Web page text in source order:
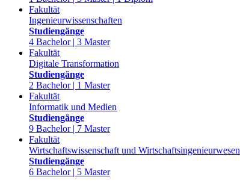
Fakultät
Ingenieurwissenschaften
Studiengänge
4 Bachelor | 3 Master
Fakultät
Digitale Transformation
Studiengänge
2 Bachelor | 1 Master
Fakultät
Informatik und Medien
Studiengänge
9 Bachelor | 7 Master
Fakultät
Wirtschaftswissenschaft und Wirtschaftsingenieurwesen
Studiengänge
6 Bachelor | 5 Master